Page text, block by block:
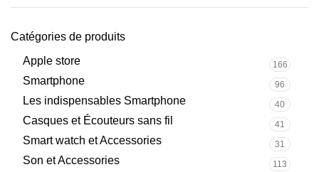
Catégories de produits
Apple store
166
Smartphone 96
Les indispensables Smartphone 40
Casques et Écouteurs sans fil 41
Smart watch et Accessories 31
Son et Accessories 113